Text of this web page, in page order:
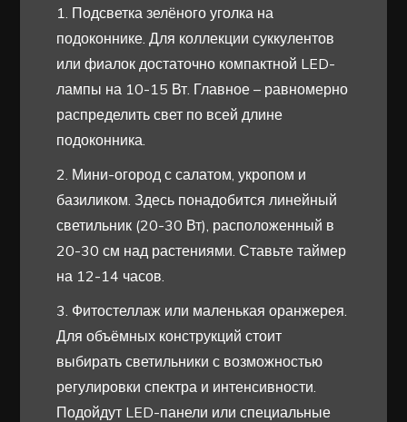
1. Подсветка зелёного уголка на
подоконнике. Для коллекции суккулентов
или фиалок достаточно компактной LED-
лампы на 10-15 Вт. Главное – равномерно
распределить свет по всей длине
подоконника.
2. Мини-огород с салатом, укропом и
базиликом. Здесь понадобится линейный
светильник (20-30 Вт), расположенный в
20-30 см над растениями. Ставьте таймер
на 12-14 часов.
3. Фитостеллаж или маленькая оранжерея.
Для объёмных конструкций стоит
выбирать светильники с возможностью
регулировки спектра и интенсивности.
Подойдут LED-панели или специальные